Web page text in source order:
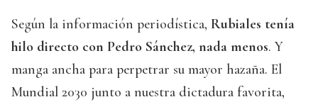
Según la información periodística, Rubiales tenía
hilo directo con Pedro Sánchez, nada menos. Y
manga ancha para perpetrar su mayor hazaña. El
Mundial 2030 junto a nuestra dictadura favorita,